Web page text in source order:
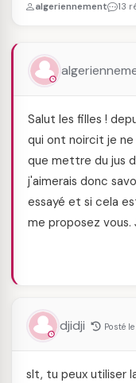
algeriennement 13
Salut les filles !
qui ont noircit je ne
que mettre du jus
j'aimerais donc
essayé et si cela
me proposez
djidji Posté
slt, tu peux utiliser